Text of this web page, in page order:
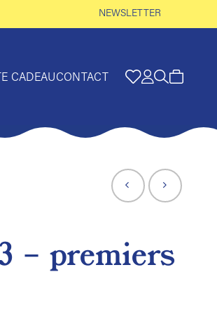
NEWSLETTER
CADEAUCONTACT
– premiers